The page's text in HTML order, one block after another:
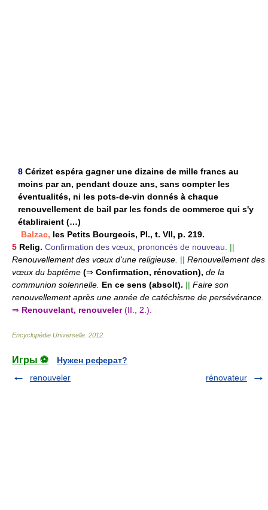
8 Cérizet espéra gagner une dizaine de mille francs au
moins par an, pendant douze ans, sans compter les
éventualités, ni les pots-de-vin donnés à chaque
renouvellement de bail par les fonds de commerce qui s'y
établiraient (…)
Balzac, les Petits Bourgeois, Pl., t. VII, p. 219.
5 Relig. Confirmation des vœux, prononcés de nouveau. ||
Renouvellement des vœux d'une religieuse. || Renouvellement des
vœux du baptême (⇒ Confirmation, rénovation), de la
communion solennelle. En ce sens (absolt). || Faire son
renouvellement après une année de catéchisme de persévérance.
⇒ Renouvelant, renouveler(II., 2.).
Encyclopédie Universelle 2012
Игры ⚽
Нужен реферат?
renouveler
rénovateur